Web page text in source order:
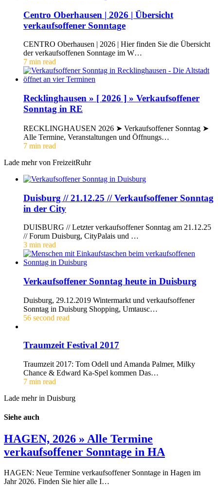
Centro Oberhausen | 2026 | Übersicht
verkaufsoffener Sonntage
CENTRO Oberhausen | 2026 | Hier finden Sie die Übersicht
der verkaufsoffenen Sonntage im W…
7 min read
Recklinghausen » [ 2026 ] » Verkaufsoffener
Sonntag in RE
RECKLINGHAUSEN 2026 ➤ Verkaufsoffener Sonntag ➤
Alle Termine, Veranstaltungen und Öffnungs…
7 min read
Lade mehr von FreizeitRuhr
Duisburg // 21.12.25 // Verkaufsoffener Sonntag
in der City
DUISBURG // Letzter verkaufsoffener Sonntag am 21.12.25
// Forum Duisburg, CityPalais und …
3 min read
Verkaufsoffener Sonntag heute in Duisburg
Duisburg, 29.12.2019 Wintermarkt und verkaufsoffener
Sonntag in Duisburg Shopping, Umtausc…
56 second read
Traumzeit Festival 2017
Traumzeit 2017: Tom Odell und Amanda Palmer, Milky
Chance & Edward Ka-Spel kommen Das…
7 min read
Lade mehr in Duisburg
Siehe auch
HAGEN, 2026 » Alle Termine
verkaufsoffener Sonntage in HA
HAGEN: Neue Termine verkaufsoffener Sonntage in Hagen im
Jahr 2026. Finden Sie hier alle I…